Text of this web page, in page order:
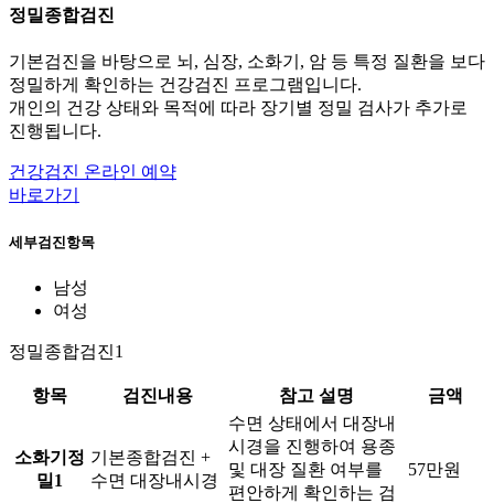
정밀종합검진
기본검진을 바탕으로 뇌, 심장, 소화기, 암 등 특정 질환을 보다
정밀하게 확인하는 건강검진 프로그램입니다.
개인의 건강 상태와 목적에 따라 장기별 정밀 검사가 추가로
진행됩니다.
건강검진 온라인 예약
바로가기
세부검진항목
남성
여성
정밀종합검진1
항목 검진내용 참고 설명 금액
소화기정
밀1
기본종합검진 +
수면 대장내시경
수면 상태에서 대장내
시경을 진행하여 용종
및 대장 질환 여부를
편안하게 확인하는 검
57만원